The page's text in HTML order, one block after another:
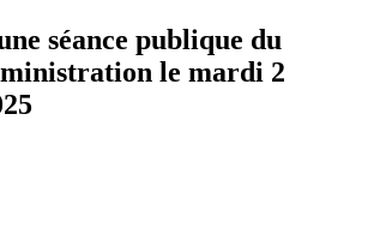
séance publique du
le mardi 2